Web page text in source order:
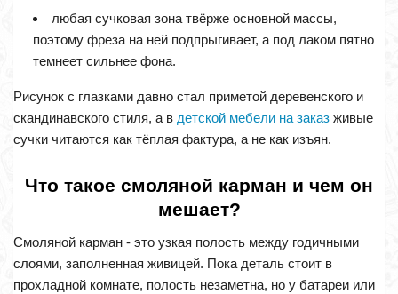
любая сучковая зона твёрже основной массы,
поэтому фреза на ней подпрыгивает, а под лаком пятно
темнеет сильнее фона.
Рисунок с глазками давно стал приметой деревенского и
скандинавского стиля, а в детской мебели на заказ живые
сучки читаются как тёплая фактура, а не как изъян.
Что такое смоляной карман и чем он
мешает?
Смоляной карман - это узкая полость между годичными
слоями, заполненная живицей. Пока деталь стоит в
прохладной комнате, полость незаметна, но у батареи или